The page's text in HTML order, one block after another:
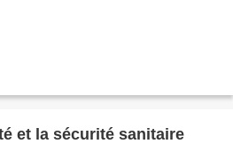
et la sécurité sanitaire